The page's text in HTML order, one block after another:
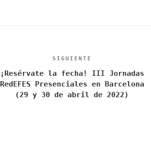
Siguiente
entrada
SIGUIENTE
¡Resérvate la fecha! III Jornadas
RedEFES Presenciales en Barcelona
(29 y 30 de abril de 2022)